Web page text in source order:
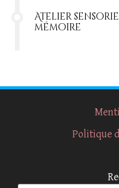
Atelier
mémoire
Politique